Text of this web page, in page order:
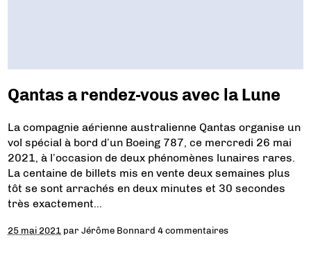
Qantas a rendez-vous avec la Lune
La compagnie aérienne australienne Qantas organise un
vol spécial à bord d’un Boeing 787, ce mercredi 26 mai
2021, à l’occasion de deux phénomènes lunaires rares.
La centaine de billets mis en vente deux semaines plus
tôt se sont arrachés en deux minutes et 30 secondes
très exactement…
25 mai 2021 parJérôme Bonnard 4 commentaires